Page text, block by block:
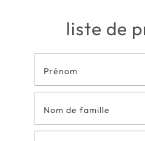
liste de
Formulaire
de contact
en bas de
page